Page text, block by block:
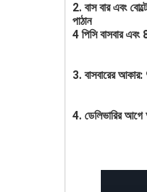
2. বাস বার এবং
পাঠান
4 পিসি বাসবার
3. বাসবারের
4. ডেলিভারির আগে